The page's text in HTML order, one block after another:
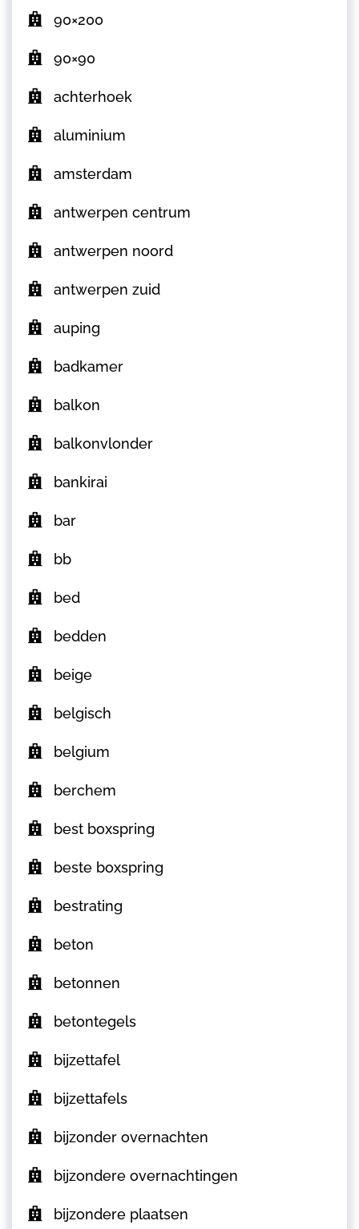
90×200
90×90
achterhoek
aluminium
amsterdam
antwerpen centrum
antwerpen noord
antwerpen zuid
auping
badkamer
balkon
balkonvlonder
bankirai
bar
bb
bed
bedden
beige
belgisch
belgium
berchem
best boxspring
beste boxspring
bestrating
beton
betonnen
betontegels
bijzettafel
bijzettafels
bijzonder overnachten
bijzondere overnachtingen
bijzondere plaatsen